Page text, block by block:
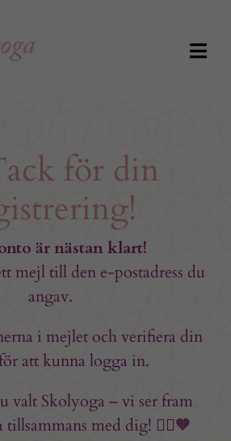
för din
är nästan klart!
mejl till den e-postadress du
angav.
i mejlet och verifiera din
att kunna logga in.
valt Skolyoga – vi ser fram
med dig! 🧘‍♀️🧡